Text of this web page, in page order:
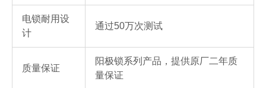
电锁耐用设
计
通过50万次测试
质量保证
阳极锁系列产品，提供原厂二年质
量保证